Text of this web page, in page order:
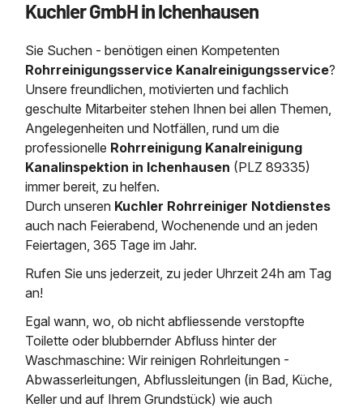
Kanalreinigung
Kanalinspektion
Grubenentleerung
24h Notdienst
Kosten Preise
Wasserhaltung
Entleerung und Reinigung
Grubenentleerung und
Sickerschacht Reinigung
Abfallzwischenlager
Austausch von
Geschosssandfang
Fettabscheider
Saugbagger / LuftförderanlageSaugbagger für Tiefbau
Saugbagger und Pumpen
Fermenter-Entleerung
Regenrückhaltebecken
Entschlammung
Trockensaugen von
etc.
Weitere Services mit
Heizung / Sanitär
Tiefbau
Unternehmen
Zertifikate /
Stellenangebote
Kontakt
Kuchler GmbH in Ichenhausen
Sie Suchen - benötigen einen Kompetenten
Rohrreinigungsservice Kanalreinigungsservice?
Unsere freundlichen, motivierten und fachlich
geschulte Mitarbeiter stehen Ihnen bei allen Themen,
Angelegenheiten und Notfällen, rund um die
professionelle Rohrreinigung Kanalreinigung
Kanalinspektion in Ichenhausen (PLZ 89335)
immer bereit, zu helfen.
Durch unseren Kuchler Rohrreiniger Notdienstes
auch nach Feierabend, Wochenende und an jeden
Feiertagen, 365 Tage im Jahr.
Rufen Sie uns jederzeit, zu jeder Uhrzeit 24h am Tag
an!
Egal wann, wo, ob nicht abfliessende verstopfte
Toilette oder blubbernder Abfluss hinter der
Waschmaschine: Wir reinigen Rohrleitungen -
Abwasserleitungen, Abflussleitungen (in Bad, Küche,
Keller und auf Ihrem Grundstück) wie auch